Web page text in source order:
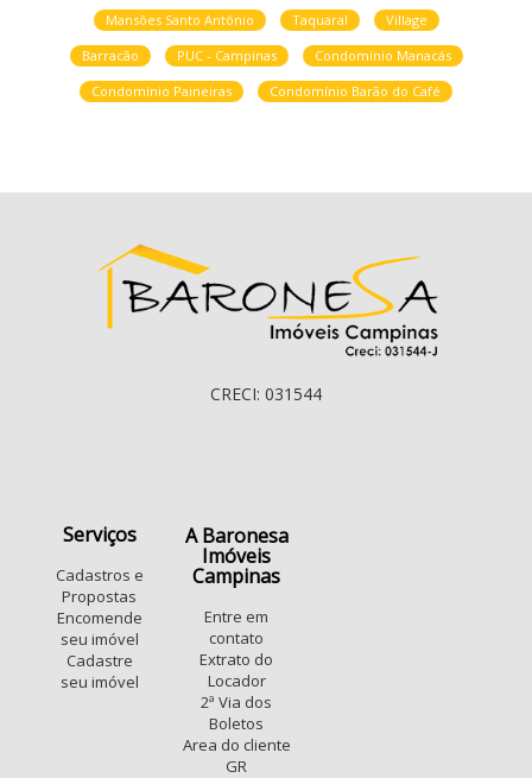
Mansões Santo Antônio
Taquaral
Village
Barracão
PUC - Campinas
Condomínio Manacás
Condomínio Paineiras
Condomínio Barão do Café
CRECI: 031544
Serviços
Cadastros e
Propostas
Encomende
seu imóvel
Cadastre
seu imóvel
A Baronesa
Imóveis
Campinas
Entre em
contato
Extrato do
Locador
2ª Via dos
Boletos
Area do cliente
GR